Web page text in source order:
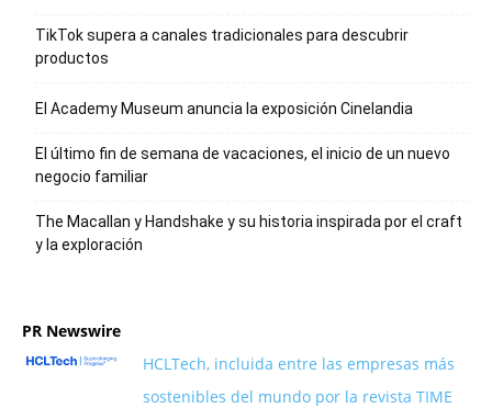
TikTok supera a canales tradicionales para descubrir
productos
El Academy Museum anuncia la exposición Cinelandia
El último fin de semana de vacaciones, el inicio de un nuevo
negocio familiar
The Macallan y Handshake y su historia inspirada por el craft
y la exploración
PR Newswire
HCLTech, incluida entre las empresas más
sostenibles del mundo por la revista TIME